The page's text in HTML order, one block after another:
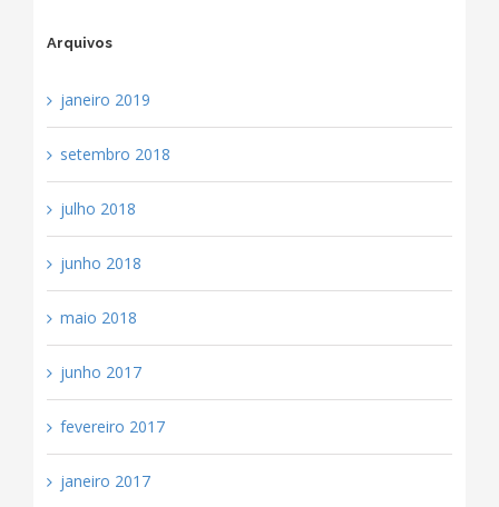
Arquivos
janeiro 2019
setembro 2018
julho 2018
junho 2018
maio 2018
junho 2017
fevereiro 2017
janeiro 2017